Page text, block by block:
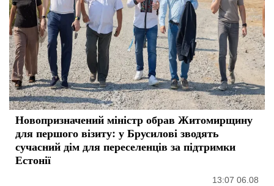
Новопризначений міністр обрав Житомирщину
для першого візиту: у Брусилові зводять
сучасний дім для переселенців за підтримки
Естонії
13:07 06.08